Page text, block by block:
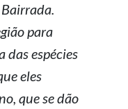
para
das espécies
eles
que se dão